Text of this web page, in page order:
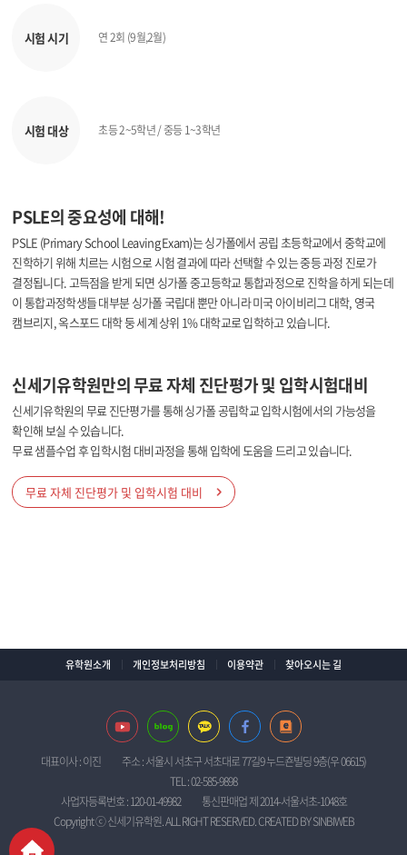
시험 시기 연 2회 (9월,2월)
시험 대상 초등 2~5학년 / 중등 1~3학년
PSLE의 중요성에 대해!
PSLE (Primary School Leaving Exam)는 싱가폴에서 공립 초등학교에서 중학교에
진학하기 위해 치르는 시험으로시험 결과에 따라 선택할 수 있는 중등 과정 진로가
결정됩니다. 고득점을 받게 되면 싱가폴 중고등학교 통합과정으로 진학을 하게 되는데
이 통합과정학생들 대부분 싱가폴 국립대 뿐만 아니라 미국 아이비리그 대학, 영국
캠브리지, 옥스포드 대학 둥 세계 상위 1% 대학교로 입학하고 있습니다.
신세기유학원만의 무료 자체 진단평가 및 입학시험대비
신세기유학원의 무료 진단평가를 통해 싱가폴 공립학교 입학시험에서의 가능성을
확인해 보실 수 있습니다.
무료 샘플수업 후 입학시험 대비과정을 통해 입학에 도움을 드리고 있습니다.
무료 자체 진단평가 및 입학시험 대비
유학원소개 개인정보처리방침 이용약관 찾아오시는 길
대표이사 : 이진
주소 : 서울시 서초구 서초대로 77길9 누드죤빌딩 9층(우 06615)
TEL : 02-585-9898
사업자등록번호 : 120-01-49982
통신판매업 제 2014-서울서초-1048호
Copyright ⓒ 신세기유학원. ALL RIGHT RESERVED. CREATED BYSINBIWEB